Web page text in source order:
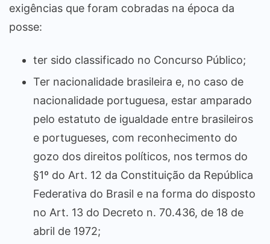
exigências que foram cobradas na época da
posse:
ter sido classificado no Concurso Público;
Ter nacionalidade brasileira e, no caso de
nacionalidade portuguesa, estar amparado
pelo estatuto de igualdade entre brasileiros
e portugueses, com reconhecimento do
gozo dos direitos políticos, nos termos do
§1º do Art. 12 da Constituição da República
Federativa do Brasil e na forma do disposto
no Art. 13 do Decreto n. 70.436, de 18 de
abril de 1972;